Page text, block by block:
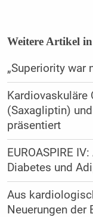
Weitere Artikel
„Superiority war
Kardiovaskuläre
(Saxagliptin)
präsentiert
EUROASPIRE
Diabetes und
Aus
Neuerungen der